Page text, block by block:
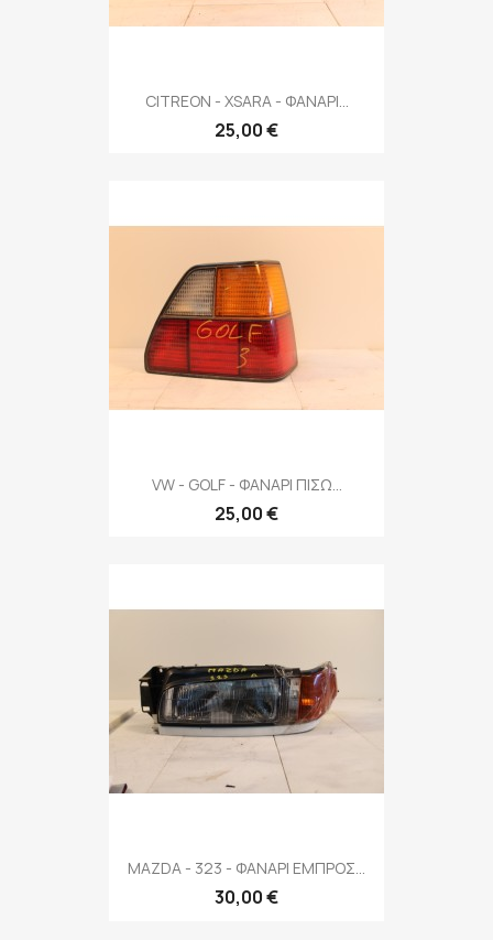
CITREON - XSARA - ΦΑΝΑΡΙ...
25,00 €
VW - GOLF - ΦΑΝΑΡΙ ΠΙΣΩ...
25,00 €
MAZDA - 323 - ΦΑΝΑΡΙ ΕΜΠΡΟΣ...
30,00 €